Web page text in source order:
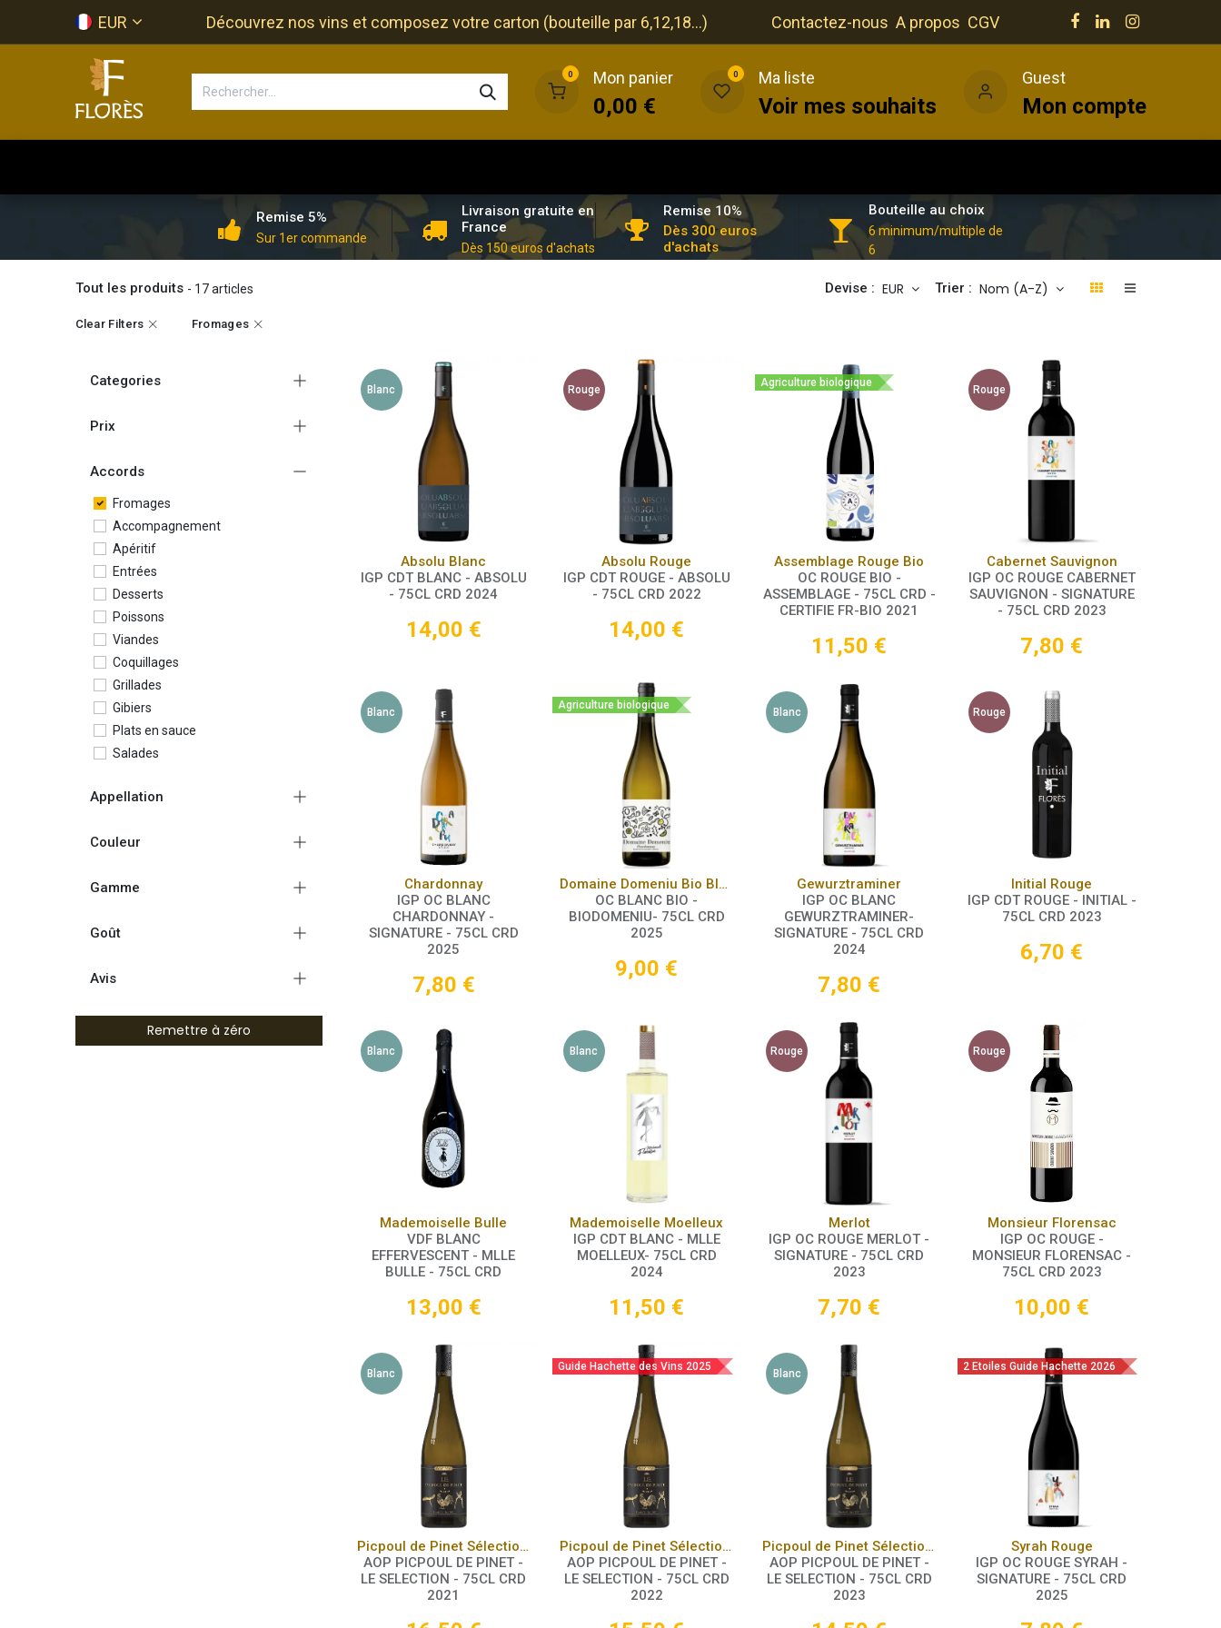
EUR Découvrez nos vins et composez votre carton (bouteille par 6,12,18...) Contactez-nous A propos CGV
0 Mon panier
0,00 €
0 Ma liste
Voir mes souhaits
Guest
Mon compte
Remise 5%
Sur 1er commande
Livraison gratuite en
France
Dès 150 euros d'achats
Remise 10%
Dès 300 euros
d'achats
Bouteille au choix
6 minimum/multiple de
6
Tout les produits - 17 articles Devise : EUR Trier : Nom (A-Z)
Clear Filters Fromages
Categories
Prix
Accords
Fromages
Accompagnement
Apéritif
Entrées
Desserts
Poissons
Viandes
Coquillages
Grillades
Gibiers
Plats en sauce
Salades
Appellation
Couleur
Gamme
Goût
Avis
Remettre à zéro
Blanc
Panier
Absolu Blanc
IGP CDT BLANC - ABSOLU
- 75CL CRD 2024
14,00 €
Rouge
Panier
Absolu Rouge
IGP CDT ROUGE - ABSOLU
- 75CL CRD 2022
14,00 €
Agriculture biologique
Panier
Assemblage Rouge Bio
OC ROUGE BIO -
ASSEMBLAGE - 75CL CRD -
CERTIFIE FR-BIO 2021
11,50 €
Rouge
Panier
Cabernet Sauvignon
IGP OC ROUGE CABERNET
SAUVIGNON - SIGNATURE
- 75CL CRD 2023
7,80 €
Blanc
Panier
Chardonnay
IGP OC BLANC
CHARDONNAY -
SIGNATURE - 75CL CRD
2025
7,80 €
Agriculture biologique
Panier
Domaine Domeniu Bio Blanc
OC BLANC BIO -
BIODOMENIU- 75CL CRD
2025
9,00 €
Blanc
Panier
Gewurztraminer
IGP OC BLANC
GEWURZTRAMINER-
SIGNATURE - 75CL CRD
2024
7,80 €
Rouge
Panier
Initial Rouge
IGP CDT ROUGE - INITIAL -
75CL CRD 2023
6,70 €
Blanc
Panier
Mademoiselle Bulle
VDF BLANC
EFFERVESCENT - MLLE
BULLE - 75CL CRD
13,00 €
Blanc
Panier
Mademoiselle Moelleux
IGP CDT BLANC - MLLE
MOELLEUX- 75CL CRD
2024
11,50 €
Rouge
Panier
Merlot
IGP OC ROUGE MERLOT -
SIGNATURE - 75CL CRD
2023
7,70 €
Rouge
Panier
Monsieur Florensac
IGP OC ROUGE -
MONSIEUR FLORENSAC -
75CL CRD 2023
10,00 €
Blanc
Panier
Picpoul de Pinet Sélection 2021
AOP PICPOUL DE PINET -
LE SELECTION - 75CL CRD
2021
Guide Hachette des Vins 2025
Panier
Picpoul de Pinet Sélection 2022
AOP PICPOUL DE PINET -
LE SELECTION - 75CL CRD
2022
Blanc
Panier
Picpoul de Pinet Sélection 2023
AOP PICPOUL DE PINET -
LE SELECTION - 75CL CRD
2023
2 Etoiles Guide Hachette 2026
Panier
Syrah Rouge
IGP OC ROUGE SYRAH -
SIGNATURE - 75CL CRD
2025